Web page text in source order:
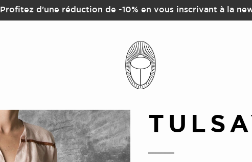
Profitez d'une réduction de -10% en vous inscrivant à la